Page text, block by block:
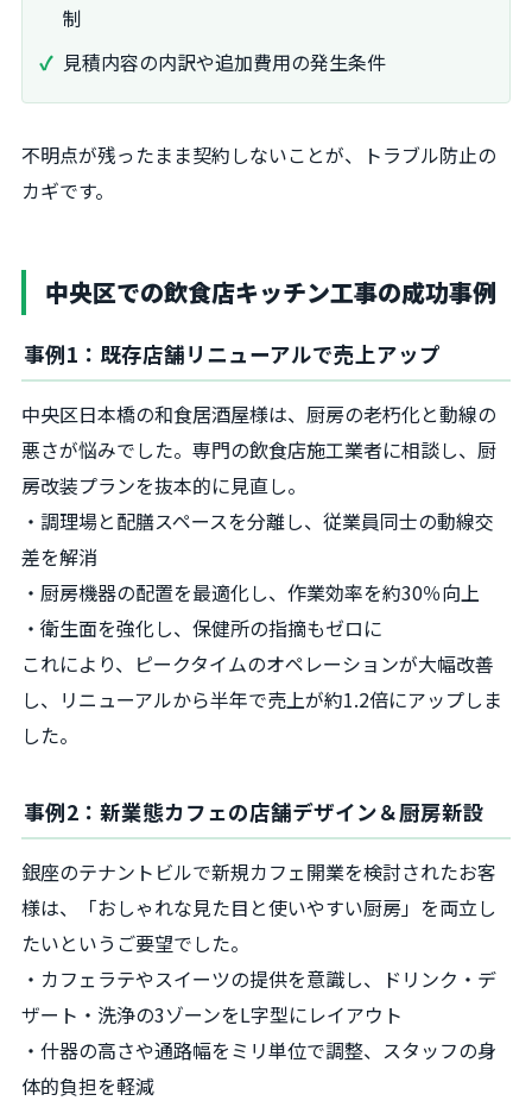
制
見積内容の内訳や追加費用の発生条件
不明点が残ったまま契約しないことが、トラブル防止の
カギです。
中央区での飲食店キッチン工事の成功事例
事例1：既存店舗リニューアルで売上アップ
中央区日本橋の和食居酒屋様は、厨房の老朽化と動線の
悪さが悩みでした。専門の飲食店施工業者に相談し、厨
房改装プランを抜本的に見直し。
・調理場と配膳スペースを分離し、従業員同士の動線交
差を解消
・厨房機器の配置を最適化し、作業効率を約30％向上
・衛生面を強化し、保健所の指摘もゼロに
これにより、ピークタイムのオペレーションが大幅改善
し、リニューアルから半年で売上が約1.2倍にアップしま
した。
事例2：新業態カフェの店舗デザイン＆厨房新設
銀座のテナントビルで新規カフェ開業を検討されたお客
様は、「おしゃれな見た目と使いやすい厨房」を両立し
たいというご要望でした。
・カフェラテやスイーツの提供を意識し、ドリンク・デ
ザート・洗浄の3ゾーンをL字型にレイアウト
・什器の高さや通路幅をミリ単位で調整、スタッフの身
体的負担を軽減